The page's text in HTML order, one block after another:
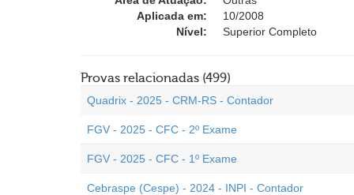
Aplicada em:
10/2008
Nível:
Superior Completo
Provas relacionadas (499)
Quadrix - 2025 - CRM-RS - Contador
FGV - 2025 - CFC - 2º Exame
FGV - 2025 - CFC - 1º Exame
Cebraspe (Cespe) - 2024 - INPI - Contador